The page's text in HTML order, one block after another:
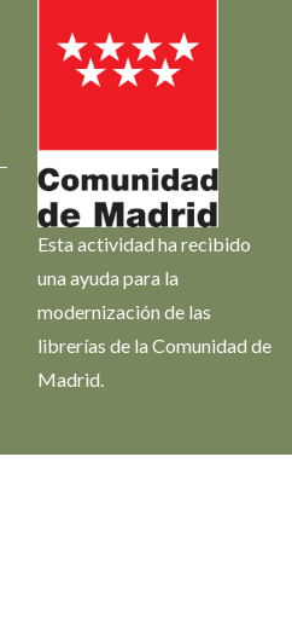
Esta actividad ha recibido
una ayuda para la
modernización de las
librerías de la Comunidad de
Madrid.